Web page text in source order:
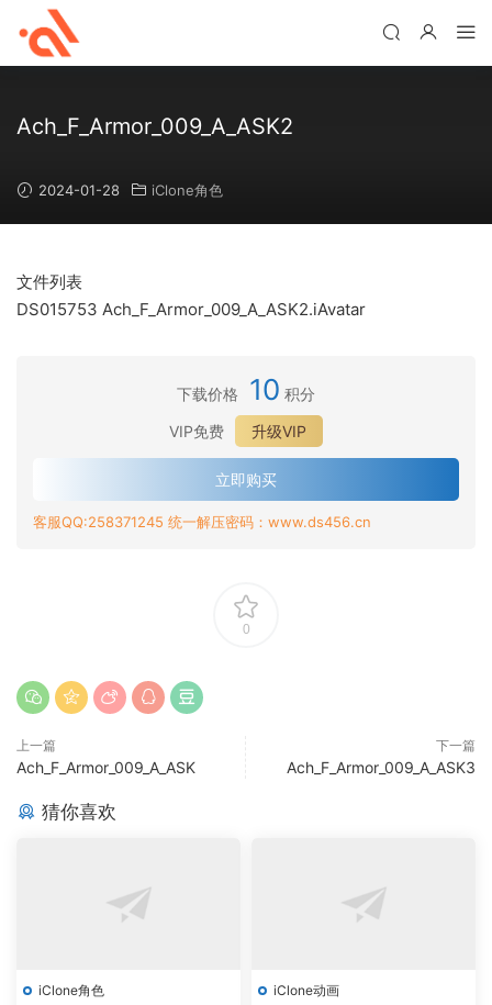
Ach_F_Armor_009_A_ASK2
2024-01-28 iClone角色
文件列表
DS015753 Ach_F_Armor_009_A_ASK2.iAvatar
下载价格 10 积分
VIP免费
升级VIP
立即购买
客服QQ:258371245 统一解压密码：www.ds456.cn
0
上一篇
Ach_F_Armor_009_A_ASK
下一篇
Ach_F_Armor_009_A_ASK3
猜你喜欢
iClone角色 iClone动画